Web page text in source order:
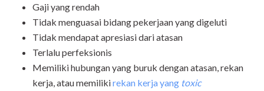
Gaji yang rendah
Tidak menguasai bidang pekerjaan yang digeluti
Tidak mendapat apresiasi dari atasan
Terlalu perfeksionis
Memiliki hubungan yang buruk dengan atasan, rekan
kerja, atau memilikirekan kerja yang toxic